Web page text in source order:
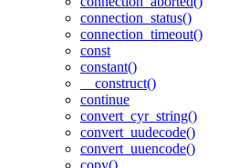
connection_status()
connection_timeout()
const
constant()
__construct()
continue
convert_cyr_string()
convert_uudecode()
convert_uuencode()
copy()